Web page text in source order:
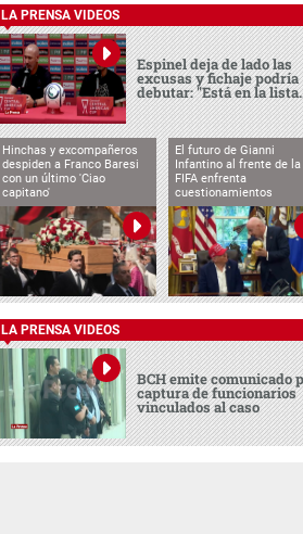
LA PRENSA VIDEOS
Espinel deja de lado las
excusas y fichaje podría
debutar: "Está en la
Hinchas y excompañeros
despiden a Franco Baresi
con un último 'Ciao
capitano'
El futuro de Gianni
Infantino al frente de la
FIFA enfrenta
cuestionamientos
LA PRENSA VIDEOS
BCH emite comunicado
captura de funcionarios
vinculados al caso